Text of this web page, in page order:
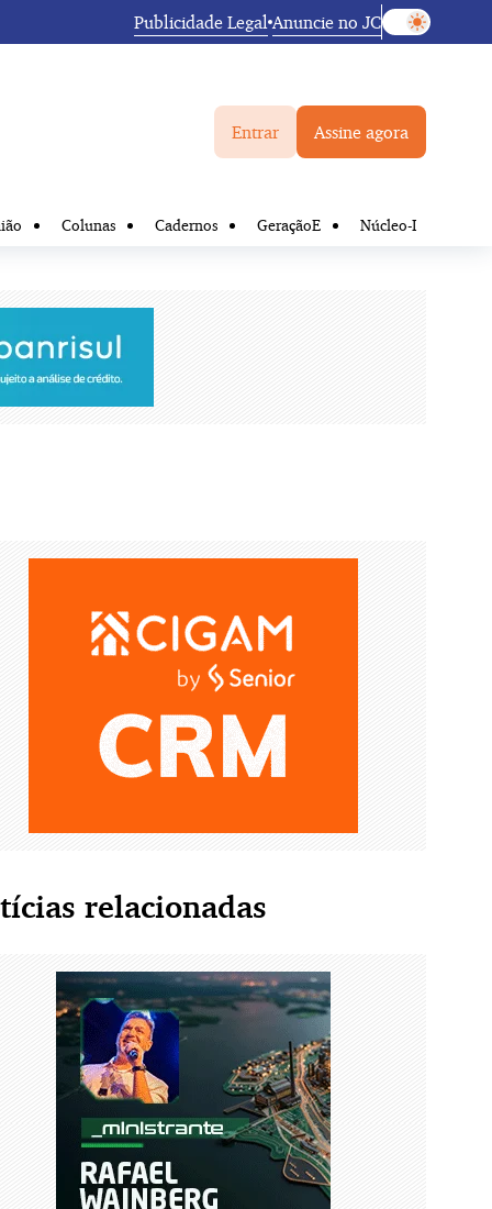
Publicidade Legal Anuncie no JC
Entrar Assine agora
Colunas Cadernos GeraçãoE Núcleo-I
relacionadas